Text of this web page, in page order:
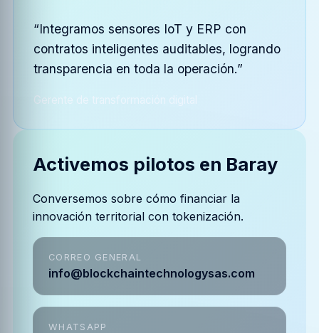
“Integramos sensores IoT y ERP con
contratos inteligentes auditables, logrando
transparencia en toda la operación.”
Gerente de transformación digital
Activemos pilotos en Baray
Conversemos sobre cómo financiar la
innovación territorial con tokenización.
CORREO GENERAL
info@blockchaintechnologysas.com
WHATSAPP